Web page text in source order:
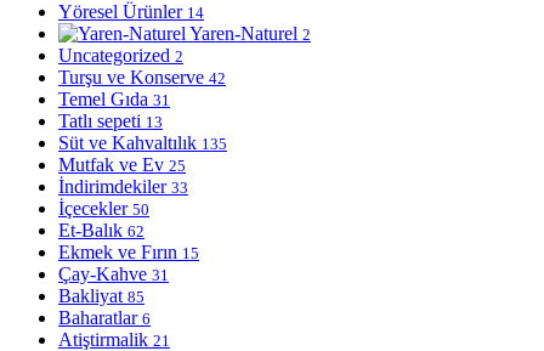
Yöresel Ürünler 14
Yaren-Naturel 2
Uncategorized 2
Turşu ve Konserve 42
Temel Gıda 31
Tatlı sepeti 13
Süt ve Kahvaltılık 135
Mutfak ve Ev 25
İndirimdekiler 33
İçecekler 50
Et-Balık 62
Ekmek ve Fırın 15
Çay-Kahve 31
Bakliyat 85
Baharatlar 6
Atiştirmalik 21